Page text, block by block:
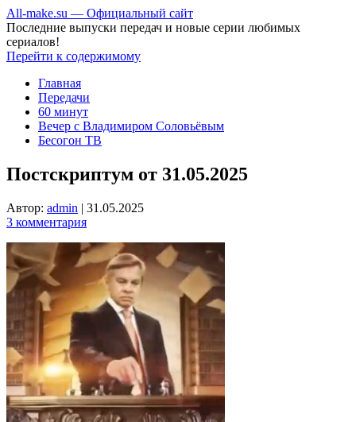
All-make.su — Официальный сайт
Последние выпуски передач и новые серии любимых
сериалов!
Перейти к содержимому
Главная
Передачи
60 минут
Вечер с Владимиром Соловьёвым
Бесогон ТВ
Постскриптум от 31.05.2025
Автор: admin | 31.05.2025
3 комментария